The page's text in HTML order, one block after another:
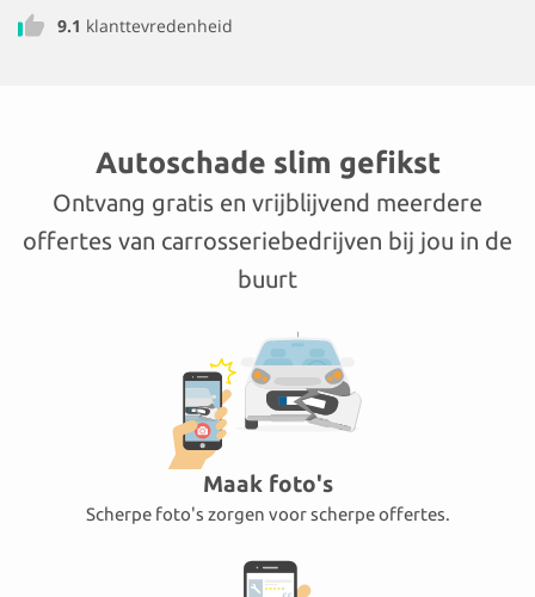
9.1 klanttevredenheid
Autoschade slim gefikst
Ontvang gratis en vrijblijvend meerdere
offertes van carrosseriebedrijven bij jou in de
buurt
Maak foto's
Scherpe foto's zorgen voor scherpe offertes.